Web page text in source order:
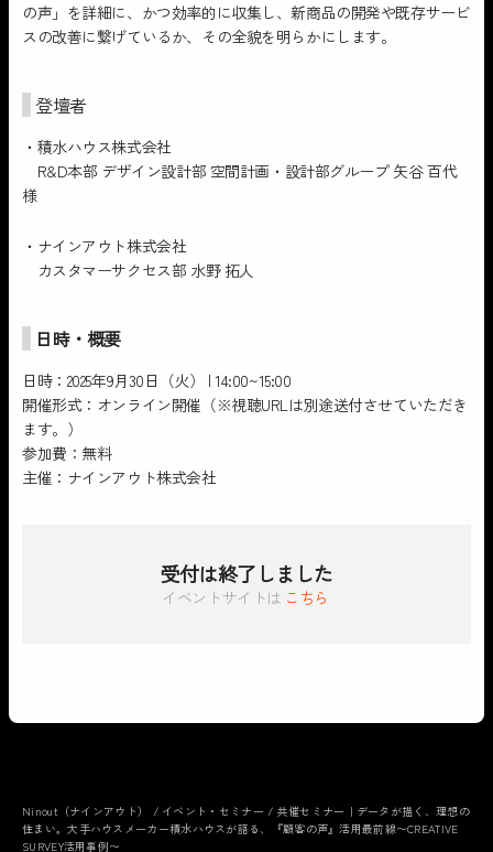
の声」を詳細に、かつ効率的に収集し、新商品の開発や既存サービ
スの改善に繋げているか、その全貌を明らかにします。
登壇者
・積水ハウス株式会社
R&D本部 デザイン設計部 空間計画・設計部グループ 矢谷 百代
様
・ナインアウト株式会社
カスタマーサクセス部 水野 拓人
日時・概要
日時：2025年9月30日（火） | 14:00~15:00
開催形式：オンライン開催（※視聴URLは別途送付させていただき
ます。）
参加費：無料
主催：ナインアウト株式会社
受付は終了しました
イベントサイトは こちら
Ninout（ナインアウト） / イベント・セミナー / 共催セミナー｜データが描く、理想の
住まい。大手ハウスメーカー積水ハウスが語る、『顧客の声』活用最前線〜CREATIVE
SURVEY活用事例〜